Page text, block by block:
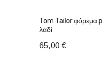
Tom Tailor φόρεμα plus size
λαδί
65,00 €